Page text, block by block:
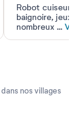
Robot cuiseur,
baignoire,
nombreux ...
dans nos villages